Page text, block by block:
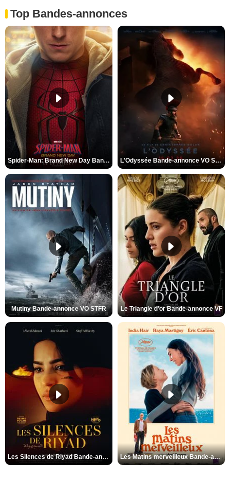
Top Bandes-annonces
Spider-Man: Brand New Day Bande-annonce VO STFR L'Odyssée Bande-annonce VO STFR
Mutiny Bande-annonce VO STFR Le Triangle d'or Bande-annonce VF
Les Silences de Riyad Bande-annonce VO STFR Les Matins merveilleux Bande-annonce VF